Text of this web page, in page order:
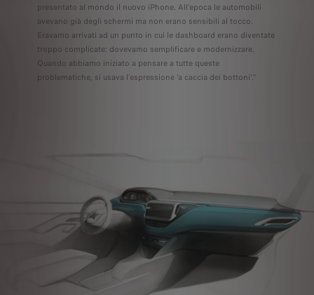
presentato al mondo il nuovo iPhone. All'epoca le automobili
avevano già degli schermi ma non erano sensibili al tocco.
Eravamo arrivati ​​ad un punto in cui le dashboard erano diventate
troppo complicate: dovevamo semplificare e modernizzare.
Quando abbiamo iniziato a pensare a tutte queste
problematiche, si usava l'espressione 'a caccia dei bottoni'."